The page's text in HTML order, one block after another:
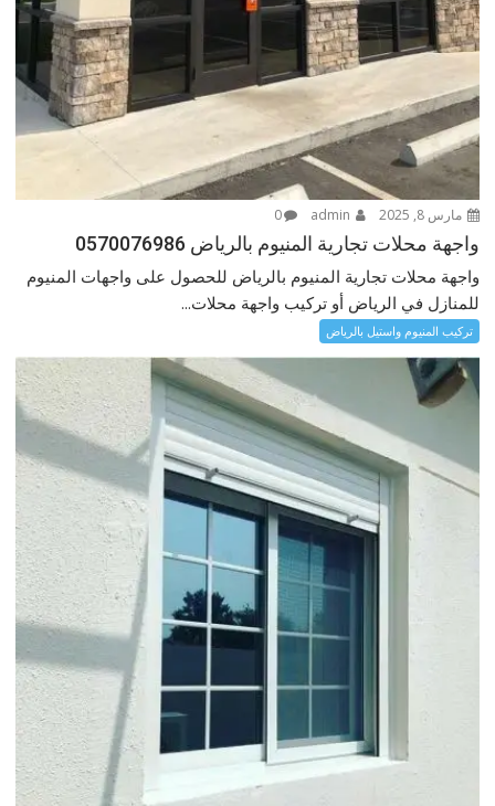
مارس 8, 2025 0
واجهة محلات تجارية المنيوم بالرياض 0570076986
واجهة محلات تجارية المنيوم بالرياض للحصول على واجهات المنيوم
للمنازل في الرياض أو تركيب واجهة محلات...
تركيب المنيوم واستيل بالرياض